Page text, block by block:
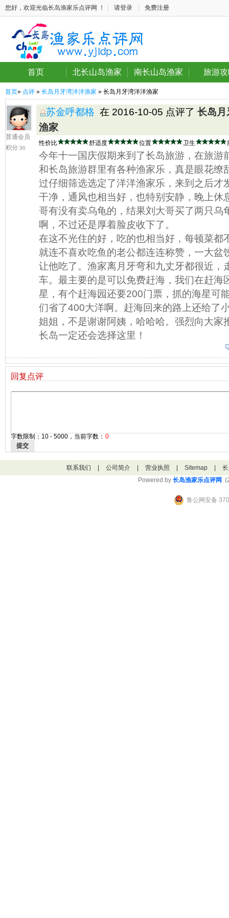
您好，欢迎光临长岛渔家乐点评网 ！ 请登录 免费注册
首页 北长山岛渔家 南长山岛渔家 旅游
首页» 点评 » 长岛月牙湾洋洋渔家 » 长岛月牙湾洋洋渔家
普通会员
积分:30
苏金呼都格 在 2016-10-05 点评了 长岛月
渔家
性价比 舒适度 位置 卫生
今年十一国庆假期来到了长岛旅游，在旅游
和长岛旅游群里有各种渔家乐，真是眼花缭
过仔细筛选选定了洋洋渔家乐，来到之后才
干净，通风也相当好，也特别安静，晚上休
哥有没有卖乌龟的，结果刘大哥买了两只乌
啊，不过还是厚着脸皮收下了。
在这不光住的好，吃的也相当好，每顿菜都
就连不喜欢吃鱼的老公都连连称赞，一大盆
让他吃了。渔家离月牙弯和九丈牙都很近，
车。最主要的是可以免费赶海，我们在赶海
星，有个赶海园还要200门票，抓的海星可
们省了400大洋啊。赶海回来的路上还给了
姐姐，不是谢谢阿姨，哈哈哈。强烈向大家
长岛一定还会选择这里！
回复点评
字数限制：10 - 5000，当前字数： 0
提交
联系我们 公司简介 营业执照 Sitemap
Powered by 长岛渔家乐点评网
鲁公网安备